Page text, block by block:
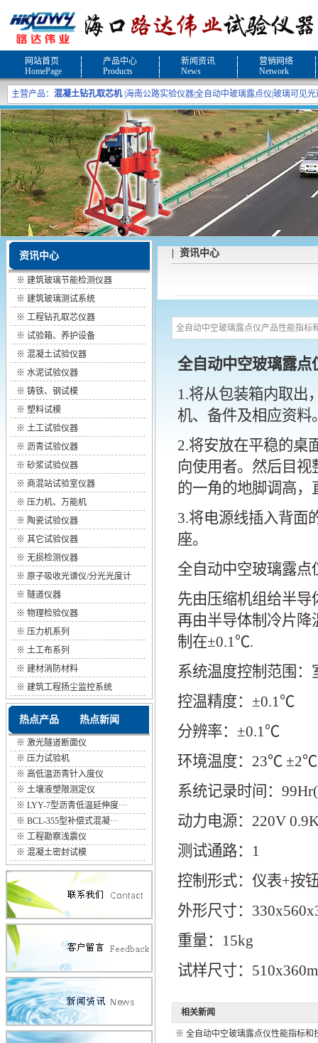
网站首页
HomePage
产品中心
Products
新闻资讯
News
营销网络
Network
主营产品： 混凝土钻孔取芯机| 海南公路实验仪器全自动中玻璃露点仪 玻璃可见
资讯中心
※ 建筑玻璃节能检测仪器
※ 建筑玻璃测试系统
※ 工程钻孔取芯仪器
※ 试验箱、养护设备
※ 混凝土试验仪器
※ 水泥试验仪器
※ 铸铁、钢试模
※ 塑料试模
※ 土工试验仪器
※ 沥青试验仪器
※ 砂浆试验仪器
※ 商混站试验室仪器
※ 压力机、万能机
※ 陶瓷试验仪器
※ 其它试验仪器
※ 无损检测仪器
※ 原子吸收光谱仪/分光光度计
※ 隧道仪器
※ 物理检验仪器
※ 压力机系列
※ 土工布系列
※ 建材消防材料
※ 建筑工程扬尘监控系统
热点产品 热点新闻
※ 激光隧道断面仪
※ 压力试验机
※ 高低温沥青针入度仪
※ 土壤液塑限测定仪
※ LYY-7型沥青低温延伸度···
※ BCL-355型补偿式混凝···
※ 工程勘察浅震仪
※ 混凝土密封试模
| 资讯中心
全自动中空玻璃露点仪产品性能指标
全自动中空玻璃露点
1.将从包装箱内取出
机、备件及相应资料
2.将安放在平稳的桌
向使用者。然后目
的一角的地脚调高
3.将电源线插入背面
座。
全自动中空玻璃露点
先由压缩机组给半
再由半导体制冷片
制在±0.1℃.
系统温度控制范围
控温精度：±0.1℃
分辨率：±0.1℃
环境温度：23℃ ±2℃
系统记录时间：
动力电源：220V
测试通路：1
控制形式：仪表+按
外形尺寸：
重量：15kg
试样尺寸：
相关新闻
※ 全自动中空玻璃露点仪性能指标和